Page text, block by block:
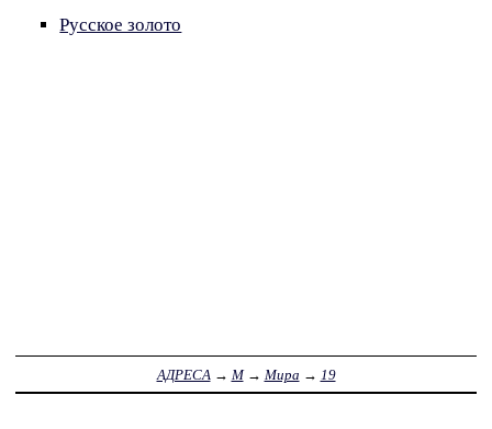
Русское золото
АДРЕСА → М→ Мира → 19